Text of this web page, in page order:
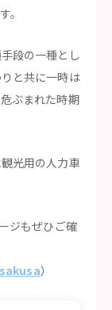
。
段の一種とし
と共に一時は
ぶまれた時期
光用の人力車
ジもぜひご確
）